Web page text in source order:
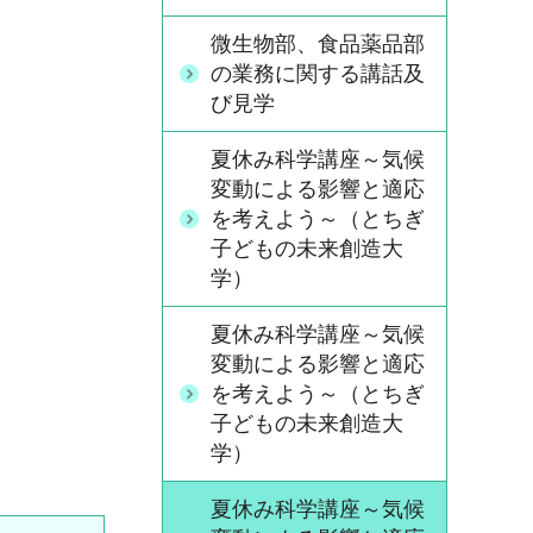
微生物部、食品薬品部
の業務に関する講話及
び見学
夏休み科学講座～気候
変動による影響と適応
を考えよう～（とちぎ
子どもの未来創造大
学）
夏休み科学講座～気候
変動による影響と適応
を考えよう～（とちぎ
子どもの未来創造大
学）
夏休み科学講座～気候